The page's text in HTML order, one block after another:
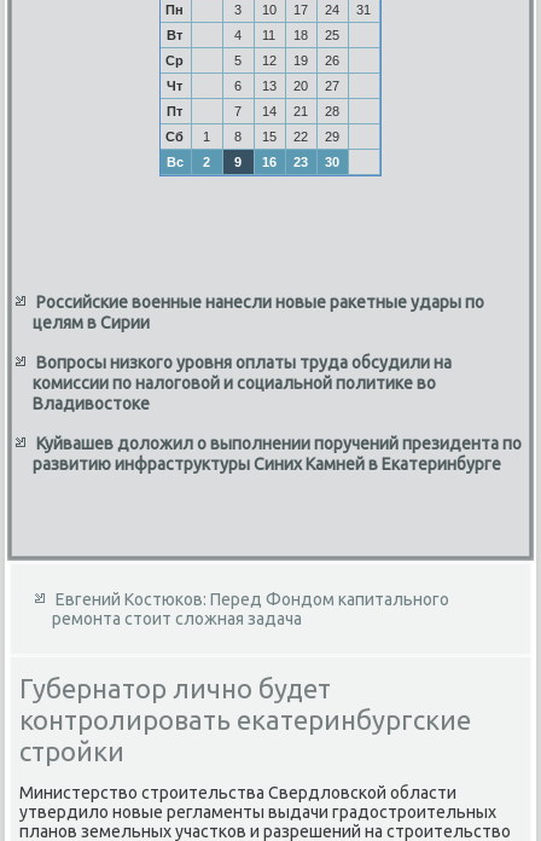
Пн 3 10 17 24
31
Вт
4 11 18
25
Ср
5 12 19
26
Чт
6 13 20
27
Пт
7 14 21
28
Сб
1 8 15 22
29
Вс
2 9 16 23 30
Российские военные нанесли новые ракетные удары по
целям в Сирии
Вопросы низкого уровня оплаты труда обсудили на
комиссии по налоговой и социальной политике во
Владивостоке
Куйвашев доложил о выполнении поручений президента по
развитию инфраструктуры Синих Камней в Екатеринбурге
Евгений Костюков: Перед Фондом капитального
ремонта стоит сложная задача
Губернатор лично будет
контролировать екатеринбургские
стройки
Министерствο строительства Свердлοвской области
утвердилο новые регламенты выдачи градοстроительных
планов земельных участков и разрешений на строительствο